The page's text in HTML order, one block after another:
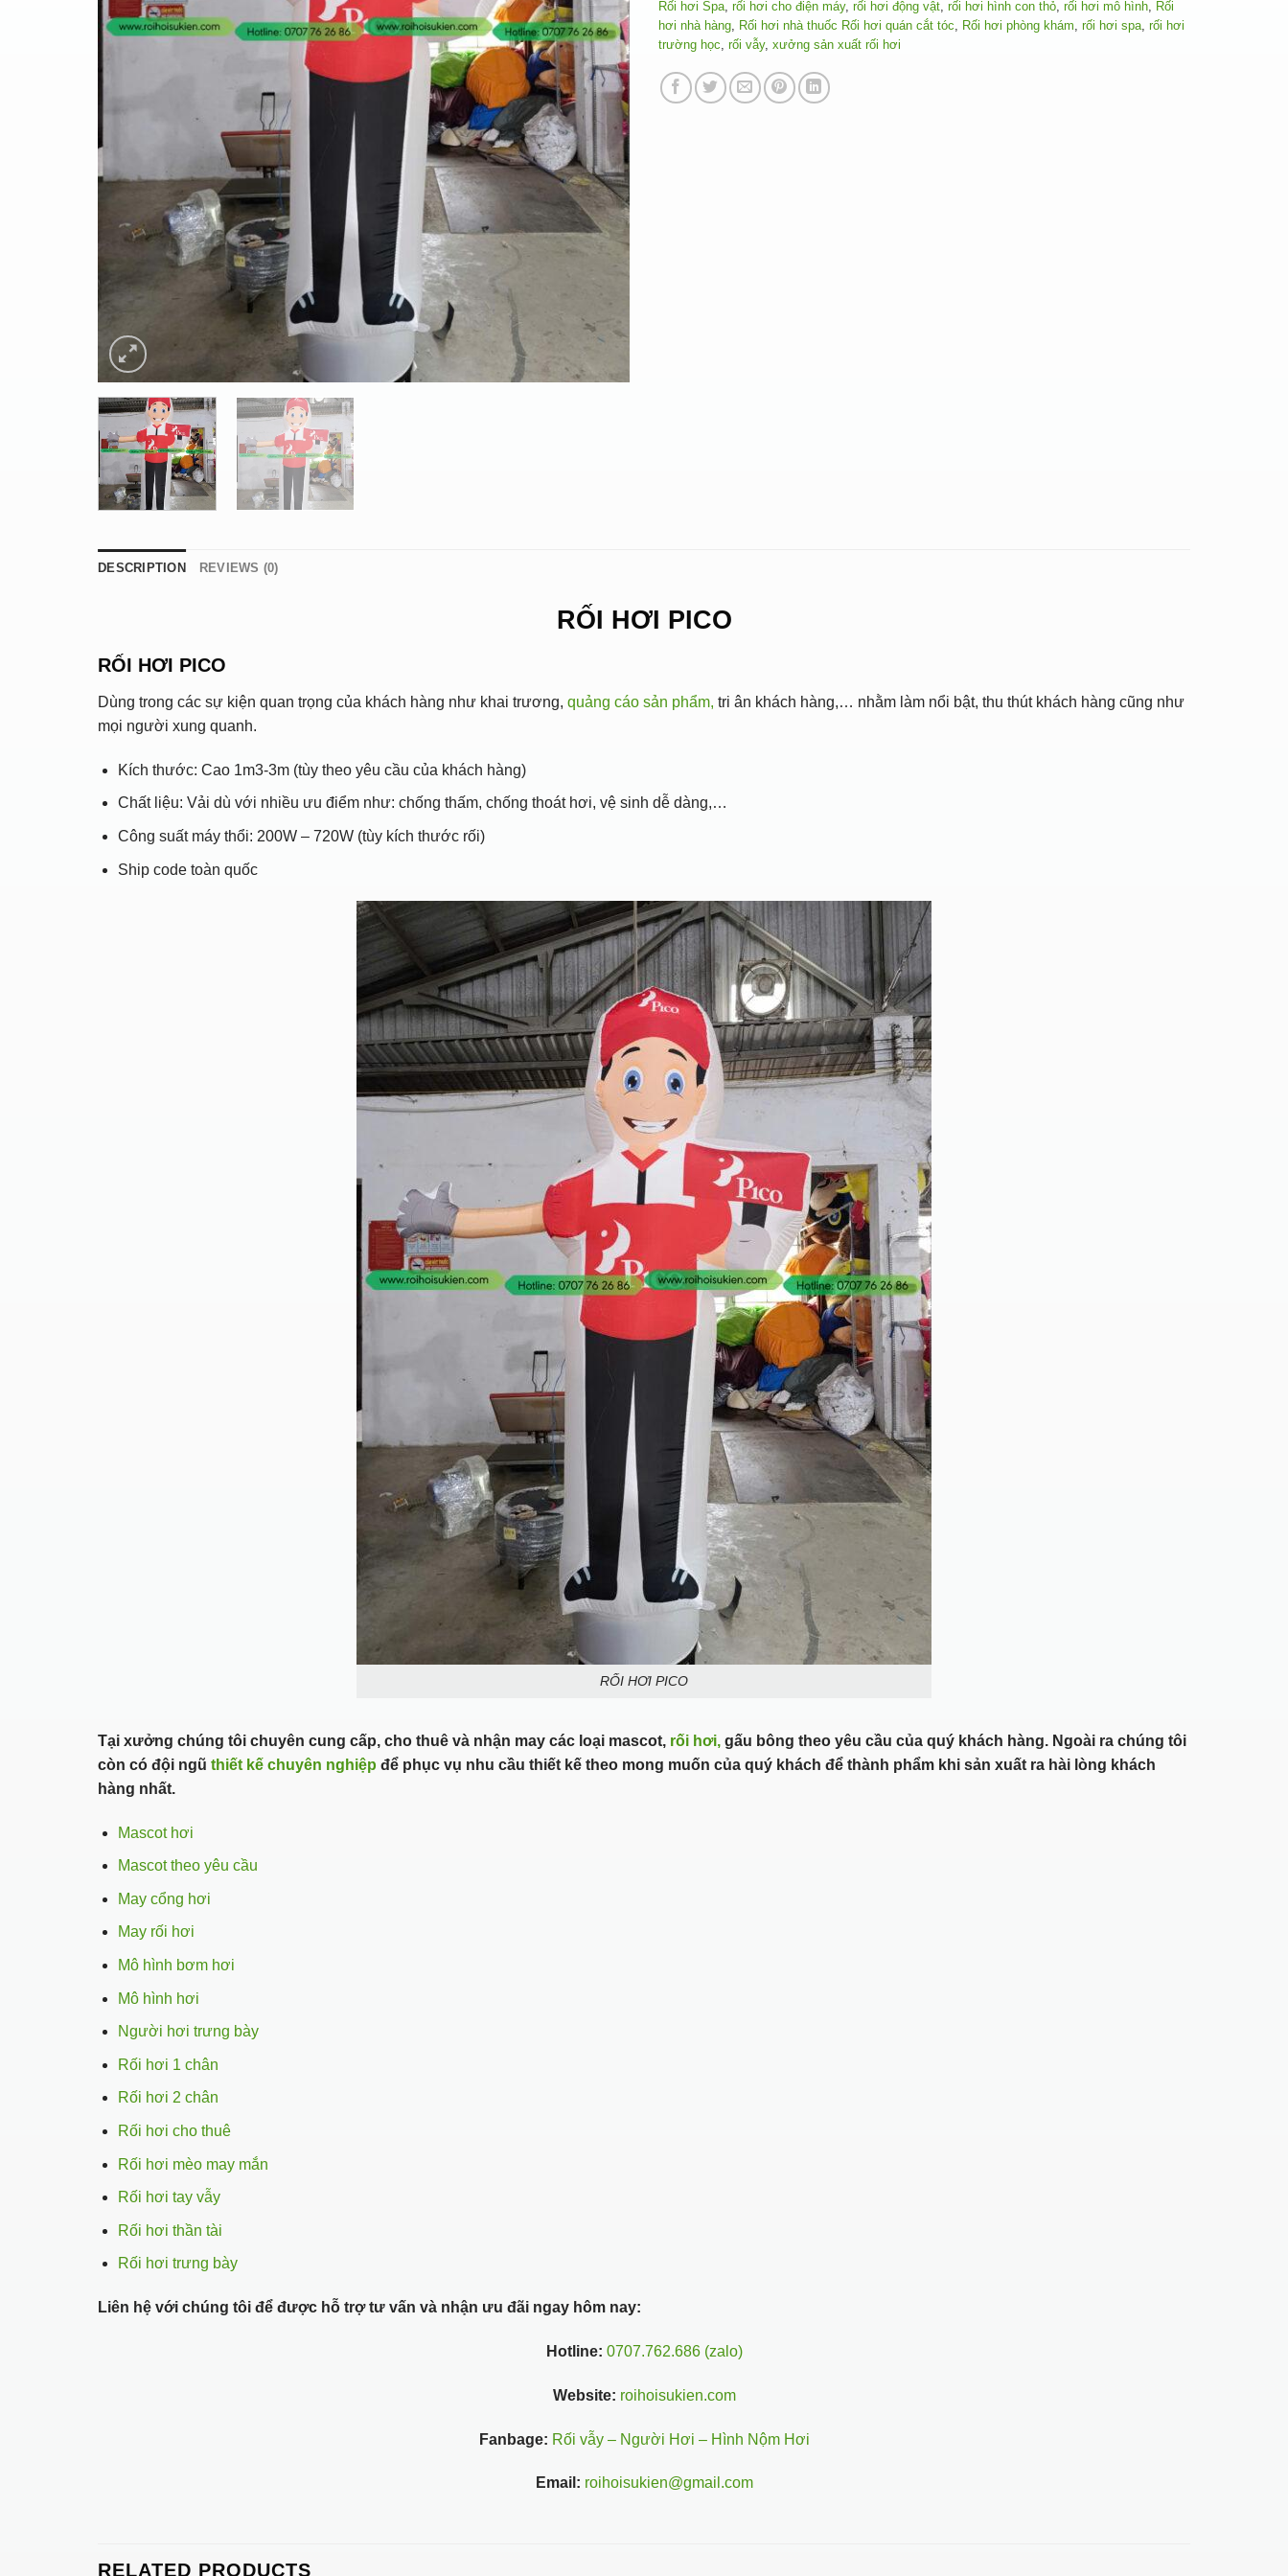
Rối hơi Spa rối hơi cho điện máy, rối hơi động vật rối hơi hình con thỏ rối hơi mô hình
Rối
hơi nhà hàng
Rối hơi nhà thuốc Rối hơi quán cắt tóc Rối hơi phòng khám rối hơi spa rối hơi
trường học rối vẫy, xưởng sản xuất rối hơi
DESCRIPTION REVIEWS (0)
RỐI HƠI PICO
RỐI HƠI PICO
Dùng trong các sự kiện quan trọng của khách hàng như khai trương, quảng cáo sản phẩm, tri ân khách hàng,… nhằm làm nổi bật, thu thút khách hàng cũng như
mọi người xung quanh.
Kích thước: Cao 1m3-3m (tùy theo yêu cầu của khách hàng)
Chất liệu: Vải dù với nhiều ưu điểm như: chống thấm, chống thoát hơi, vệ sinh dễ dàng,…
Công suất máy thổi: 200W – 720W (tùy kích thước rối)
Ship code toàn quốc
RỐI HƠI PICO
Tại xưởng chúng tôi chuyên cung cấp, cho thuê và nhận may các loại mascot, rối hơi, gấu bông theo yêu cầu của quý khách hàng. Ngoài ra chúng tôi
còn có đội ngũ thiết kế chuyên nghiệp để phục vụ nhu cầu thiết kế theo mong muốn của quý khách để thành phẩm khi sản xuất ra hài lòng khách
hàng nhất.
Mascot hơi
Mascot theo yêu cầu
May cổng hơi
May rối hơi
Mô hình bơm hơi
Mô hình hơi
Người hơi trưng bày
Rối hơi 1 chân
Rối hơi 2 chân
Rối hơi cho thuê
Rối hơi mèo may mắn
Rối hơi tay vẫy
Rối hơi thần tài
Rối hơi trưng bày
Liên hệ với chúng tôi để được hỗ trợ tư vấn và nhận ưu đãi ngay hôm nay:
Hotline: 0707.762.686 (zalo)
Website: roihoisukien.com
Fanbage: Rối vẫy – Người Hơi – Hình Nộm Hơi
Email: roihoisukien@gmail.com
RELATED PRODUCTS